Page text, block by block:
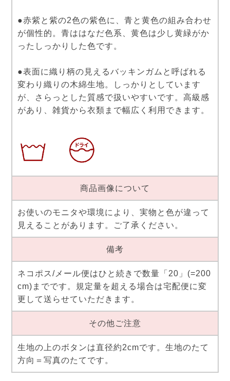
●赤紫と紫の2色の紫色に、青と黄色の組み合わせ
が個性的。青ははなだ色系、黄色は少し黄緑がか
ったしっかりした色です。
●表面に織り柄の見えるバッキンガムと呼ばれる
変わり織りの木綿生地。しっかりとしています
が、さらっとした質感で扱いやすいです。高級感
があり、雑貨から衣類まで幅広く利用できます。
商品画像について
お使いのモニタや環境により、実物と色が違って
見えることがあります。ご了承ください。
備考
ネコポス/メール便はひと続きで数量「20」(=200
cm)までです。規定量を超える場合は宅配便に変
更して送らせていただきます。
その他ご注意
生地の上のボタンは直径約2cmです。生地のたて
方向＝写真のたてです。